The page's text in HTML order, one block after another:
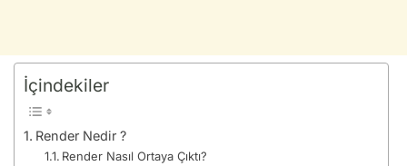
İçindekiler
Render Nedir ?
Render Nasıl Ortaya Çıktı?